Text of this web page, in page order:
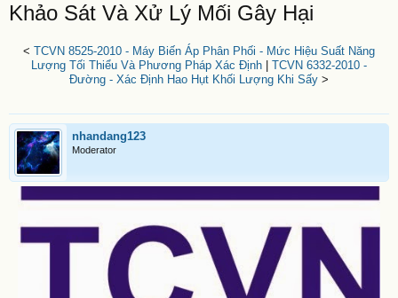
Khảo Sát Và Xử Lý Mối Gây Hại
< TCVN 8525-2010 - Máy Biến Áp Phân Phối - Mức Hiệu Suất Năng
Lượng Tối Thiểu Và Phương Pháp Xác Định
TCVN 6332-2010 -
Đường - Xác Định Hao Hụt Khối Lượng Khi Sấy >
nhandang123
Moderator